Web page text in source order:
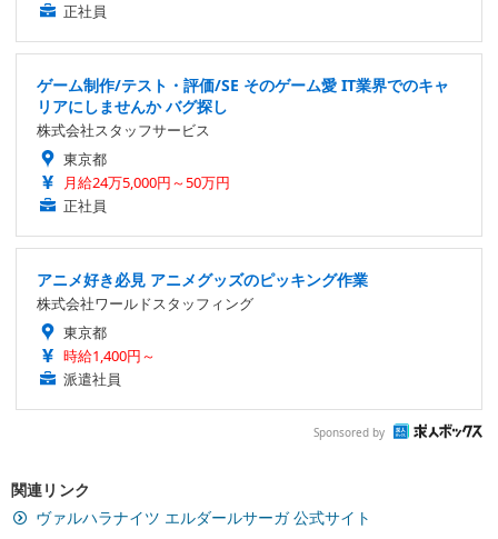
正社員
ゲーム制作/テスト・評価/SE そのゲーム愛 IT業界でのキャ
リアにしませんか バグ探し
株式会社スタッフサービス
東京都
月給24万5,000円～50万円
正社員
アニメ好き必見 アニメグッズのピッキング作業
株式会社ワールドスタッフィング
東京都
時給1,400円～
派遣社員
Sponsored by
関連リンク
ヴァルハラナイツ エルダールサーガ 公式サイト